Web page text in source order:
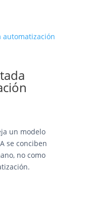
un modelo
se conciben
no como